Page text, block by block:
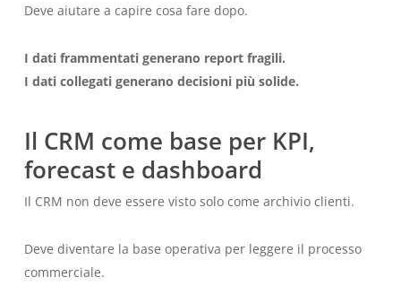
Deve aiutare a capire cosa fare dopo.
I dati frammentati generano report fragili.
I dati collegati generano decisioni più solide.
Il CRM come base per KPI,
forecast e dashboard
Il CRM non deve essere visto solo come archivio clienti.
Deve diventare la base operativa per leggere il processo
commerciale.